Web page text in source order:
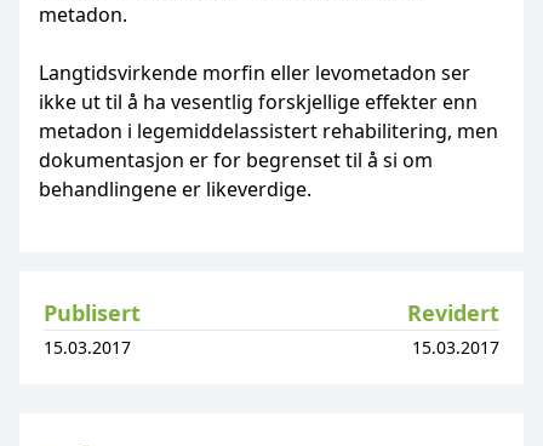
metadon.
Langtidsvirkende morfin eller levometadon ser
ikke ut til å ha vesentlig forskjellige effekter enn
metadon i legemiddelassistert rehabilitering, men
dokumentasjon er for begrenset til å si om
behandlingene er likeverdige.
Publisert Revidert
15.03.2017 15.03.2017